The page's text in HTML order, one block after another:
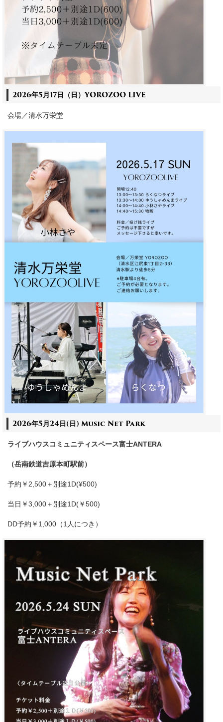
2026年5月17日（日）YOROZOO LIVE
会場／清水万栄堂
2026年5月24日(日) Music Net Park
ライブハウスコミュニティスペース富士ANTERA
（岳南鉄道吉原本町駅前）
予約￥2,500＋別途1D(¥500)
当日￥3,000＋別途1D(￥500)
DD予約￥1,000（1人につき）